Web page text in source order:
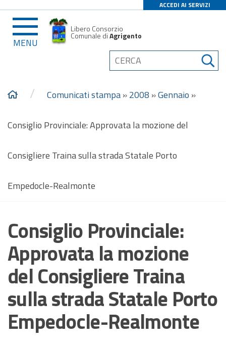
ACCEDI AI SERVIZI
MENU
Libero Consorzio
Comunale diAgrigento
/ Comunicati stampa»2008 »Gennaio »
Consiglio Provinciale: Approvata la mozione del
Consigliere Traina sulla strada Statale Porto
Empedocle-Realmonte
Consiglio Provinciale:
Approvata la mozione
del Consigliere Traina
sulla strada Statale Porto
Empedocle-Realmonte